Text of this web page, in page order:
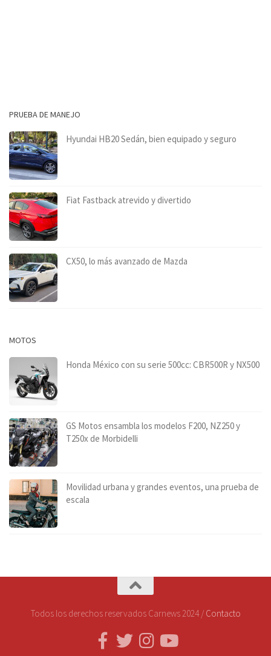
PRUEBA DE MANEJO
Hyundai HB20 Sedán, bien equipado y seguro
Fiat Fastback atrevido y divertido
CX50, lo más avanzado de Mazda
MOTOS
Honda México con su serie 500cc: CBR500R y NX500
GS Motos ensambla los modelos F200, NZ250 y
T250x de Morbidelli
Movilidad urbana y grandes eventos, una prueba de
escala
Todos los derechos reservados Carnews 2024 / Contacto